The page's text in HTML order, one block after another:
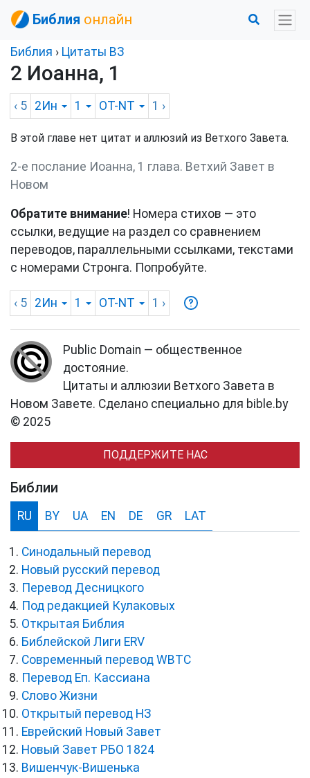
Библия онлайн
Библия › Цитаты ВЗ
2 Иоанна, 1
‹ 5 2Ин 1 OT-NT 1 ›
В этой главе нет цитат и аллюзий из Ветхого Завета.
2-е послание Иоанна, 1 глава. Ветхий Завет в
Новом
Обратите внимание! Номера стихов — это
ссылки, ведущие на раздел со сравнением
переводов, параллельными ссылками, текстами
с номерами Стронга. Попробуйте.
‹ 5 2Ин 1 OT-NT 1 ›
Public Domain — общественное
достояние.
Цитаты и аллюзии Ветхого Завета в
Новом Завете. Сделано специально для bible.by
© 2025
ПОДДЕРЖИТЕ НАС
Библии
RU BY UA EN DE GR LAT
Синодальный перевод
Новый русский перевод
Перевод Десницкого
Под редакцией Кулаковых
Открытая Библия
Библейской Лиги ERV
Cовременный перевод WBTC
Перевод Еп. Кассиана
Слово Жизни
Открытый перевод НЗ
Еврейский Новый Завет
Новый Завет РБО 1824
Вишенчук-Вишенька